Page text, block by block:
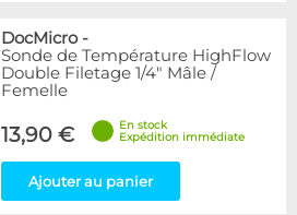
DocMicro-
Sonde de Température HighFlow
Double Filetage 1/4" Mâle /
Femelle
13,90 €
En stock
Expédition immédiate
Ajouter au panier